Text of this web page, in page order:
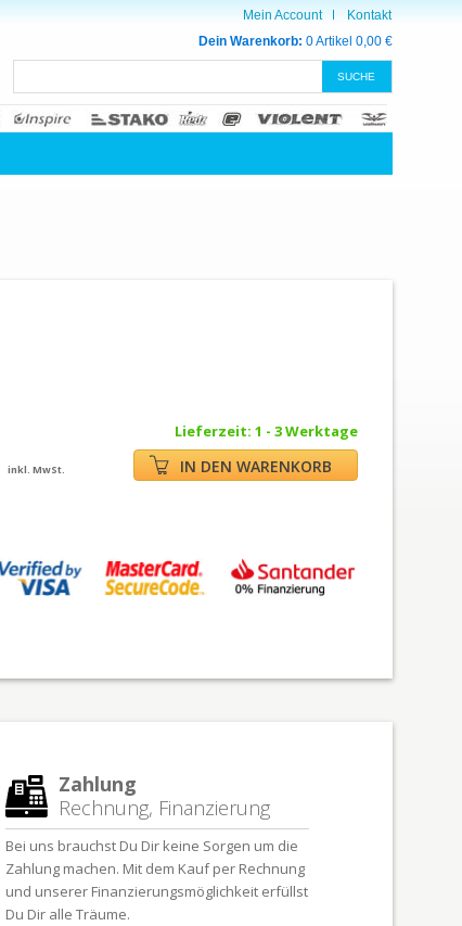
Mein Account
Kontakt
Dein Warenkorb: 0 Artikel 0,00 €
inkl. MwSt.
Lieferzeit: 1 - 3 Werktage
IN DEN WARENKORB
Zahlung
Rechnung, Finanzierung
Bei uns brauchst Du Dir keine Sorgen um die
Zahlung machen. Mit dem Kauf per Rechnung
und unserer Finanzierungsmöglichkeit erfüllst
Du Dir alle Träume.